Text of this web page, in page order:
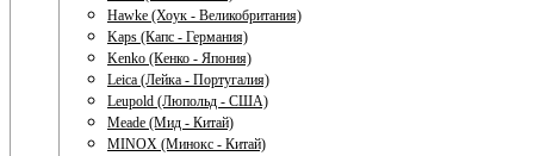
Hawke (Хоук - Великобритания)
Kaps (Капс - Германия)
Kenko (Кенко - Япония)
Leica (Лейка - Португалия)
Leupold (Люпольд - США)
Meade (Мид - Китай)
MINOX (Минокс - Китай)